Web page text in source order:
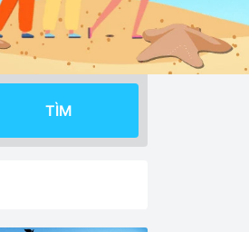
TÌM